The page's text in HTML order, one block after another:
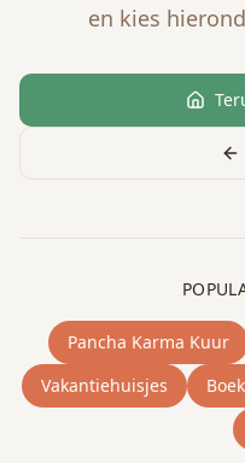
en kies
Pancha Karma Kuur
Vakantiehuisjes